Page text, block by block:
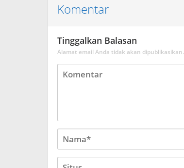
Komentar
Tinggalkan Balasan
Alamat email Anda tidak akan dipublikasikan.